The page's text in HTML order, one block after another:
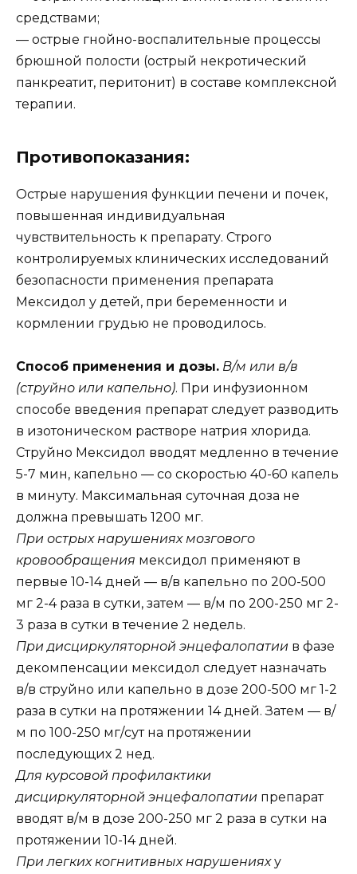
средствами;
— острые гнойно-воспалительные процессы
брюшной полости (острый некротический
панкреатит, перитонит) в составе комплексной
терапии.
Противопоказания:
Острые нарушения функции печени и почек,
повышенная индивидуальная
чувствительность к препарату. Строго
контролируемых клинических исследований
безопасности применения препарата
Мексидол у детей, при беременности и
кормлении грудью не проводилось.
Способ применения и дозы. В/м или в/в
(струйно или капельно). При инфузионном
способе введения препарат следует разводить
в изотоническом растворе натрия хлорида.
Струйно Мексидол вводят медленно в течение
5-7 мин, капельно — со скоростью 40-60 капель
в минуту. Максимальная суточная доза не
должна превышать 1200 мг.
При острых нарушениях мозгового
кровообращения мексидол применяют в
первые 10-14 дней — в/в капельно по 200-500
мг 2-4 раза в сутки, затем — в/м по 200-250 мг 2-
3 раза в сутки в течение 2 недель.
При дисциркуляторной энцефалопатии в фазе
декомпенсации мексидол следует назначать
в/в струйно или капельно в дозе 200-500 мг 1-2
раза в сутки на протяжении 14 дней. Затем — в/
м по 100-250 мг/сут на протяжении
последующих 2 нед.
Для курсовой профилактики
дисциркуляторной энцефалопатии препарат
вводят в/м в дозе 200-250 мг 2 раза в сутки на
протяжении 10-14 дней.
При легких когнитивных нарушенияху